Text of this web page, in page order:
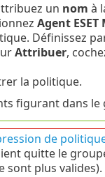
un nom à
Agent
Définissez
Attribuer,
la politique.
figurant dans
de
quitte le
sont plus valides).